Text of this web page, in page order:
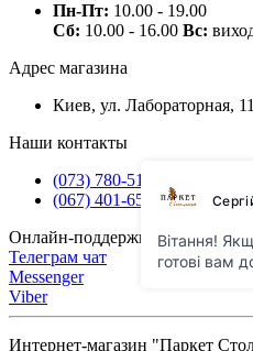
Пн-Пт: 10.00 - 19.00
Сб: 10.00 - 16.00 Вс:
Адрес магазина
Киев, ул. Лабораторная, 11
Наши контакты
(073) 780-51-50
(067) 401-65-71
Онлайн-поддержка
Телеграм чат
Messenger
Viber
Интернет-магазин "Паркет